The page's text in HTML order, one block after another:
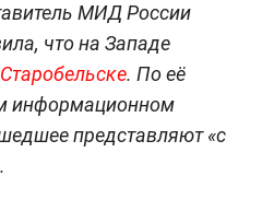
МИД России
что на Западе
. По её
информационном
представляют «с